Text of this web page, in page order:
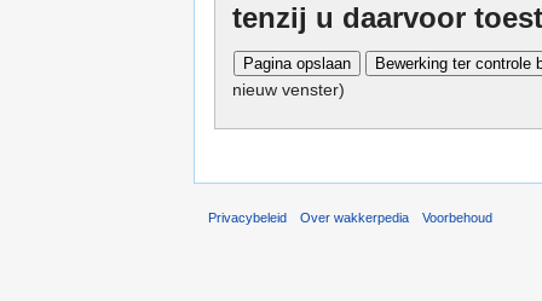
tenzij u daarvoor
nieuw venster)
Privacybeleid Over wakkerpedia Voorbehoud